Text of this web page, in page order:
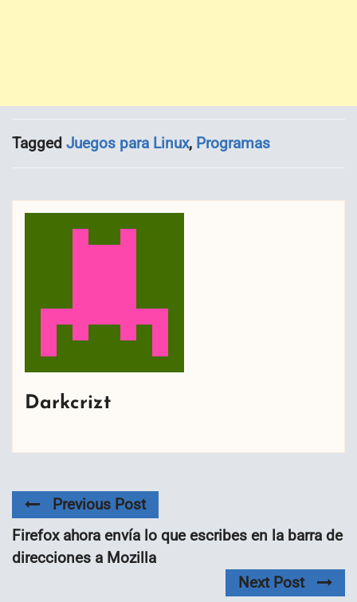
Tagged Juegos para Linux, Programas
Darkcrizt
Previous Post
Firefox ahora envía lo que escribes en la barra de
direcciones a Mozilla
Next Post